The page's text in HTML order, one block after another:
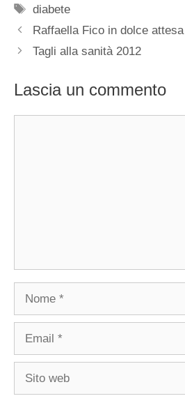
Tag
diabete
Raffaella Fico in dolce attesa
Tagli alla sanità 2012
Lascia un commento